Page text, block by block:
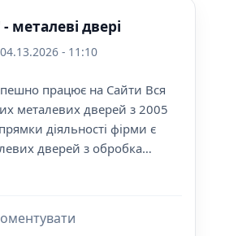
металеві двері
- 11:10
працює на Сайти Вся
металевих дверей з 2005
діяльності фірми є
дверей з обробка
"Maxilux" - металеві двері